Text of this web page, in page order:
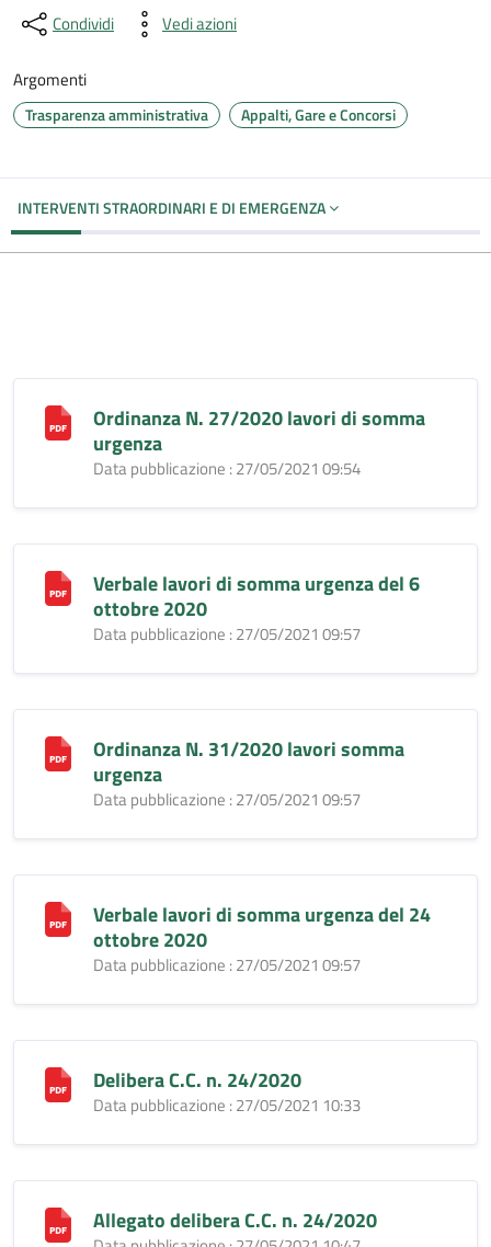
Condividi Vedi azioni
Argomenti
Trasparenza amministrativa Appalti, Gare e Concorsi
INTERVENTI STRAORDINARI E DI EMERGENZA
Ordinanza N. 27/2020 lavori di somma
urgenza
Data pubblicazione : 27/05/2021 09:54
Verbale lavori di somma urgenza del 6
ottobre 2020
Data pubblicazione : 27/05/2021 09:57
Ordinanza N. 31/2020 lavori somma
urgenza
Data pubblicazione : 27/05/2021 09:57
Verbale lavori di somma urgenza del 24
ottobre 2020
Data pubblicazione : 27/05/2021 09:57
Delibera C.C. n. 24/2020
Data pubblicazione : 27/05/2021 10:33
Allegato delibera C.C. n. 24/2020